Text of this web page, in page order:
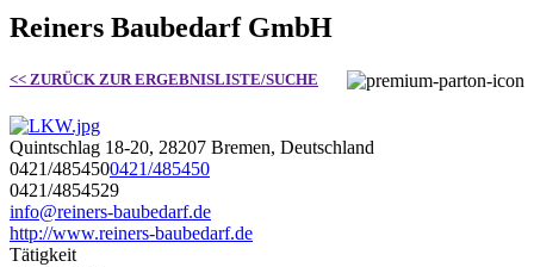
Reiners Baubedarf GmbH
<< ZURÜCK ZUR ERGEBNISLISTE/SUCHE
Quintschlag 18-20, 28207 Bremen, Deutschland
0421/4854500421/485450
0421/4854529
info@reiners-baubedarf.de
http://www.reiners-baubedarf.de
Tätigkeit